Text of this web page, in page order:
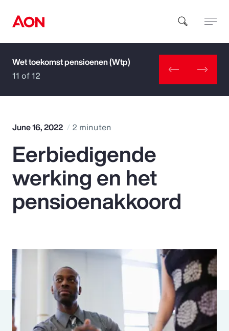
How can we help you?
Popular Searches
Insurance
Benefits
Parametrics
Risk Management
Wet toekomst pensioenen (Wtp)
11 of 12
June 16, 2022 2 minuten
Eerbiedigende
werking en het
pensioenakkoord